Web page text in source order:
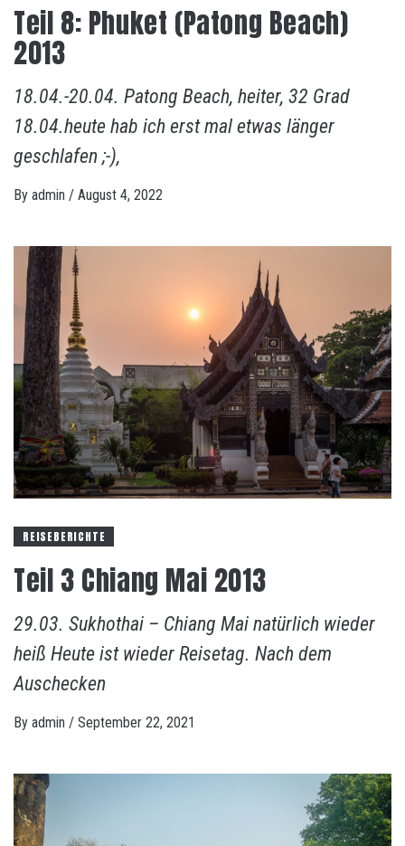
Teil 8: Phuket (Patong Beach)
2013
18.04.-20.04. Patong Beach, heiter, 32 Grad
18.04.heute hab ich erst mal etwas länger
geschlafen ;-),
By admin / August 4, 2022
REISEBERICHTE
Teil 3 Chiang Mai 2013
29.03. Sukhothai – Chiang Mai natürlich wieder
heiß Heute ist wieder Reisetag. Nach dem
Auschecken
By admin / September 22, 2021